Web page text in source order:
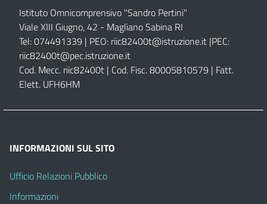
Istituto Omnicomprensivo "Sandro Pertini"
Viale XIII Giugno, 42 - Magliano Sabina RI
Tel: 074491339 | PEO: riic82400t@istruzione.it |PEC:
riic82400t@pec.istruzione.it
Cod. Mecc. riic82400t | Cod. Fisc. 80005810579 | Fatt.
Elett. UFH6HM
INFORMAZIONI SUL SITO
Ufficio Relazioni Pubblico
Informazioni